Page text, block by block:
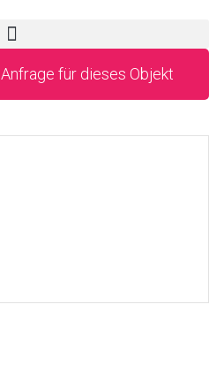
Anfrage für dieses Objekt